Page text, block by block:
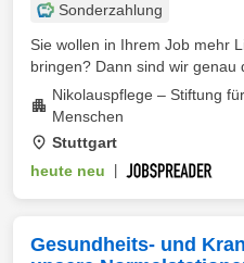
Sonderzahlung
Sie wollen in Ihrem Job mehr
bringen? Dann sind wir genau
Nikolauspflege – Stiftung
Menschen
Stuttgart
heute neu
Gesundheits- und